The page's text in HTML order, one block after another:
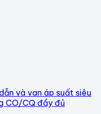
và van áp suất siêu
CO/CQ đầy đủ